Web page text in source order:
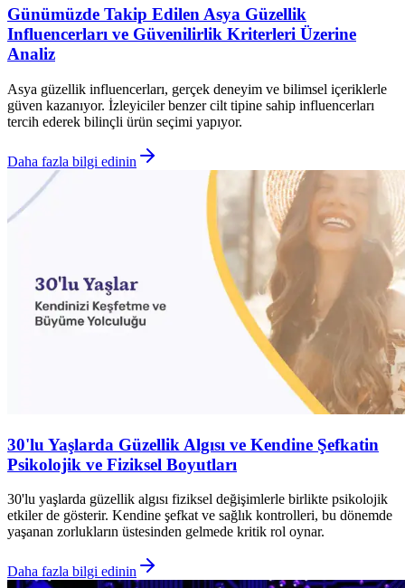
Günümüzde Takip Edilen Asya Güzellik
Influencerları ve Güvenilirlik Kriterleri Üzerine
Analiz
Asya güzellik influencerları, gerçek deneyim ve bilimsel içeriklerle
güven kazanıyor. İzleyiciler benzer cilt tipine sahip influencerları
tercih ederek bilinçli ürün seçimi yapıyor.
Daha fazla bilgi edinin
30'lu Yaşlarda Güzellik Algısı ve Kendine Şefkatin
Psikolojik ve Fiziksel Boyutları
30'lu yaşlarda güzellik algısı fiziksel değişimlerle birlikte psikolojik
etkiler de gösterir. Kendine şefkat ve sağlık kontrolleri, bu dönemde
yaşanan zorlukların üstesinden gelmede kritik rol oynar.
Daha fazla bilgi edinin